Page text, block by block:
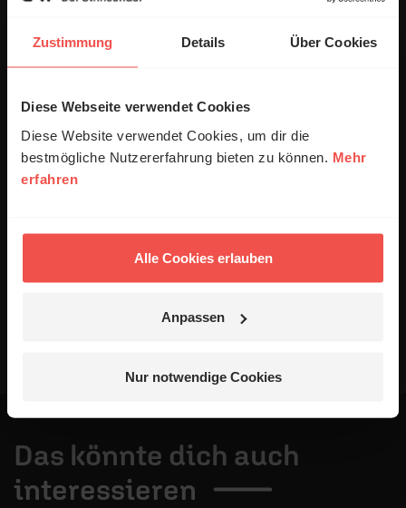
Zustimmung Details Über Cookies
Diese Webseite verwendet Cookies
Diese Website verwendet Cookies, um dir die
bestmögliche Nutzererfahrung bieten zu können. Mehr
erfahren
Alle Cookies erlauben
Anpassen
Nur notwendige Cookies
Ich bin damit einverstanden, dass meine Angaben
anonymisiert erfasst und zum Zweck der
ausgewertet werden. Es erfolgt keine Weitergabe
Ihrer Daten an Dritte. Näheres siehe
Datenschutzerklärung.
Alle Kommentare werden redaktionell geprüft. Wir behalten
Schreiben Ihres Kommentars unsereNetiquette.
Absenden
Das könnte dich auch
interessieren